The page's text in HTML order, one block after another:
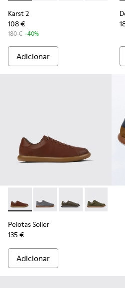
Karst 2
108 €
180 € -40%
Adicionar
Pelotas Soller - K101003-004 -
Pelotas Soller - K101003-
Pelotas Soller -
Pelotas
Pelotas Soller
135 €
Adicionar